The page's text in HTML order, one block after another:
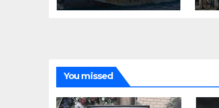
You missed